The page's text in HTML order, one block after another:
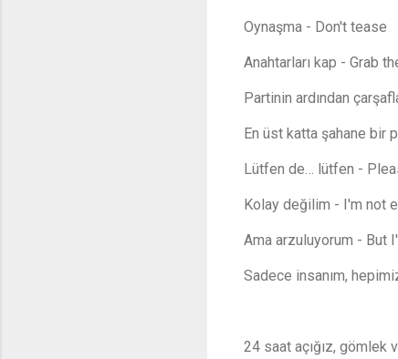
Oynaşma - Don't tease
Anahtarları kap - Grab
Partinin ardından
En üst katta şahane bir
Lütfen de… lütfen -
Kolay değilim - I'm not
Ama arzuluyorum - But
Sadece insanım,
24 saat açığız, gömlek